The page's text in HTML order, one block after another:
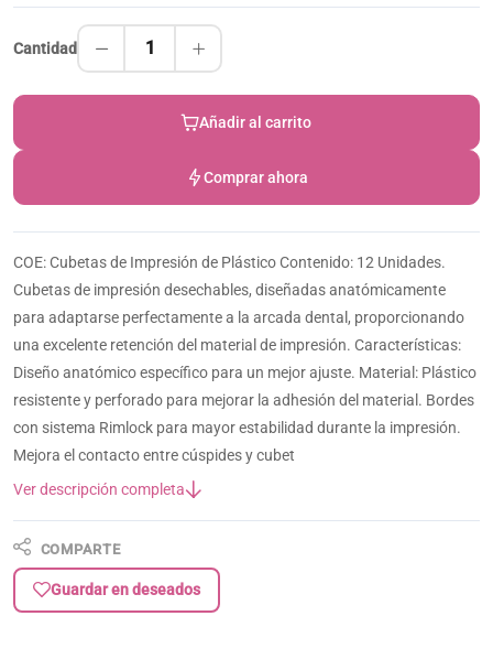
Cantidad 1
Añadir al carrito
Comprar ahora
COE: Cubetas de Impresión de Plástico Contenido: 12 Unidades.
Cubetas de impresión desechables, diseñadas anatómicamente
para adaptarse perfectamente a la arcada dental, proporcionando
una excelente retención del material de impresión. Características:
Diseño anatómico específico para un mejor ajuste. Material: Plástico
resistente y perforado para mejorar la adhesión del material. Bordes
con sistema Rimlock para mayor estabilidad durante la impresión.
Mejora el contacto entre cúspides y cubet
Ver descripción completa
COMPARTE
Guardar en deseados